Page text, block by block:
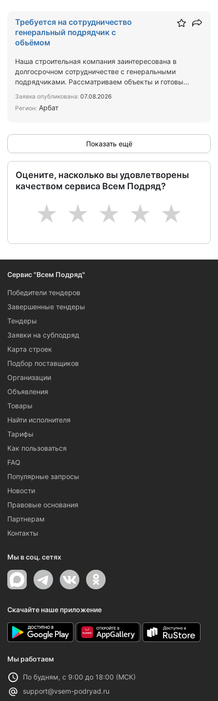
Требуется на сотрудничество
генеральный подрядчик с
обьёмом
Наша строительная компания заинтересована в
долгосрочном сотрудничестве с генеральными
подрядчиками. Рассматриваем объекты и готовы
Заявка опубликована: 07.08.2026
Регион: Арбат
Показать ещё
Оцените, насколько вы удовлетворены
качеством сервиса Всем Подряд?
5
4
3
2
1
Сервис "Всем Подряд"
Победители тендеров
Завершенные тендеры
Тендеры
Заявки на субподряд
Карта строек
Подбор поставщиков
Организации
Объявления
Товары
Найти исполнителя
Тарифы
Как пользоваться
FAQ
Популярные запросы
Новости
Правовые основания
Партнерам
Контакты
Мы в соц. сетях
Скачайте наше приложение
Мы работаем
По будням, с 9:00 до 18:00 (МСК)
support@vsem-podryad.ru